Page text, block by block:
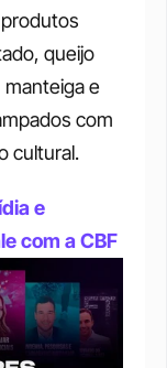
queijo
manteiga e
com
cultural.
e
com a CBF